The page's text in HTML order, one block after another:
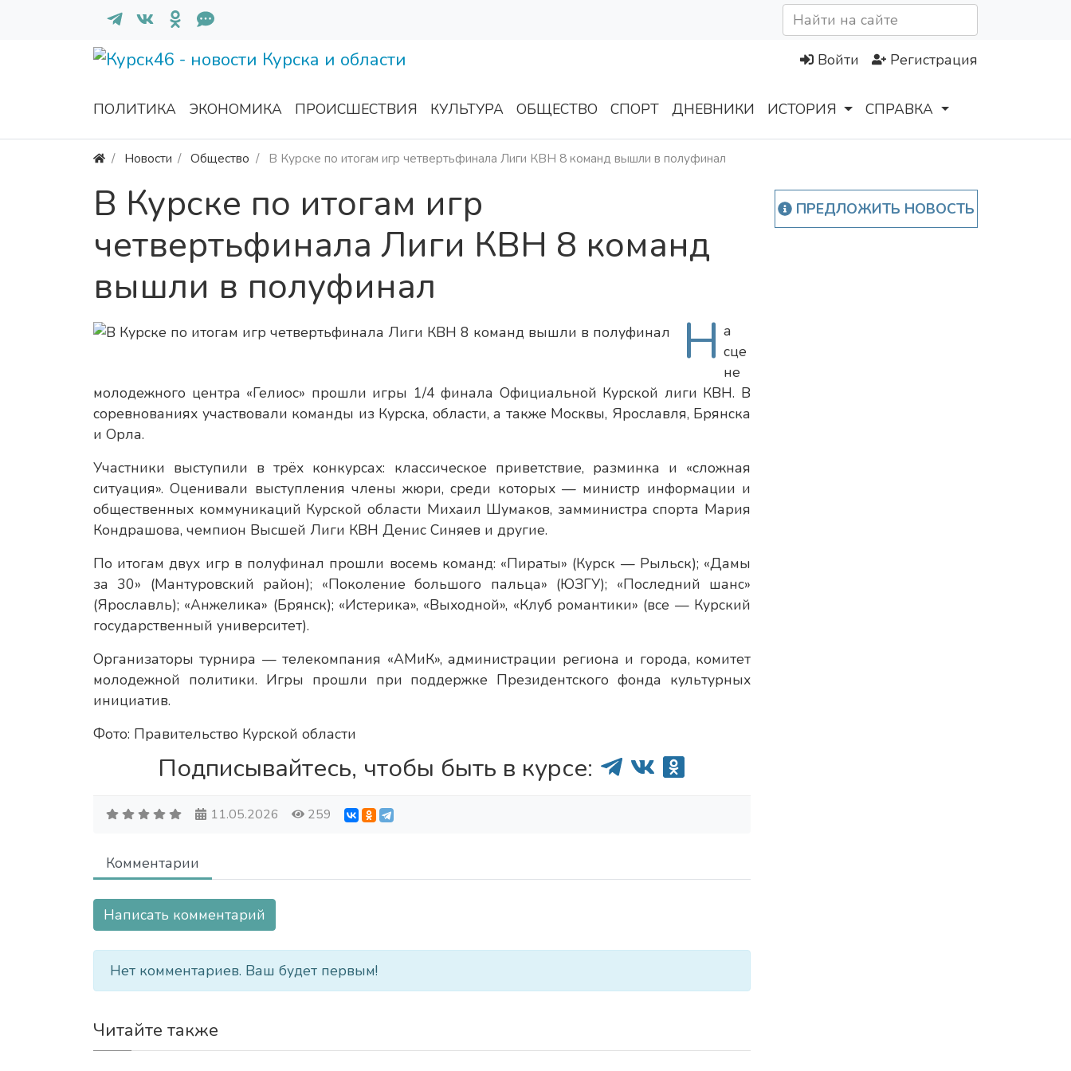
Войти Регистрация
ПОЛИТИКА ЭКОНОМИКА ПРОИСШЕСТВИЯ КУЛЬТУРА ОБЩЕСТВО СПОРТ ДНЕВНИКИ ИСТОРИЯ СПРАВКА
Новости Общество В Курске по итогам игр четвертьфинала Лиги КВН 8 команд вышли в полуфинал
В Курске по итогам игр
четвертьфинала Лиги КВН 8 команд
вышли в полуфинал
Н а
сце
не
молодежного центра «Гелиос» прошли игры 1/4 финала Официальной Курской лиги КВН. В
соревнованиях участвовали команды из Курска, области, а также Москвы, Ярославля, Брянска
и Орла.
Участники выступили в трёх конкурсах: классическое приветствие, разминка и «сложная
ситуация». Оценивали выступления члены жюри, среди которых — министр информации и
общественных коммуникаций Курской области Михаил Шумаков, замминистра спорта Мария
Кондрашова, чемпион Высшей Лиги КВН Денис Синяев и другие.
По итогам двух игр в полуфинал прошли восемь команд: «Пираты» (Курск — Рыльск); «Дамы
за 30» (Мантуровский район); «Поколение большого пальца» (ЮЗГУ); «Последний шанс»
(Ярославль); «Анжелика» (Брянск); «Истерика», «Выходной», «Клуб романтики» (все — Курский
государственный университет).
Организаторы турнира — телекомпания «АМиК», администрации региона и города, комитет
молодежной политики. Игры прошли при поддержке Президентского фонда культурных
инициатив.
Фото: Правительство Курской области
Подписывайтесь, чтобы быть в курсе:
11.05.2026 259
Комментарии
Написать комментарий
Нет комментариев. Ваш будет первым!
Читайте также
ПРЕДЛОЖИТЬ НОВОСТЬ